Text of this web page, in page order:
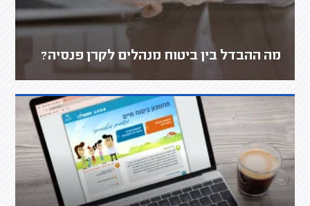
מה ההבדל בין ביטוח מנהלים לקרן פנסיה?